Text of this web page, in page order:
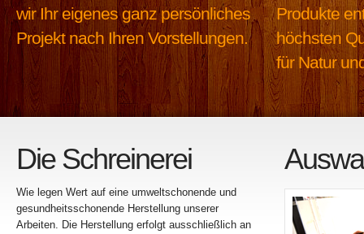
wir Ihr eigenes ganz persönliches
Projekt nach Ihren Vorstellungen.
Produkte
höchsten
für Natur
Die Schreinerei
Wie legen Wert auf eine umweltschonende und
gesundheitsschonende Herstellung unserer
Arbeiten. Die Herstellung erfolgt ausschließlich an